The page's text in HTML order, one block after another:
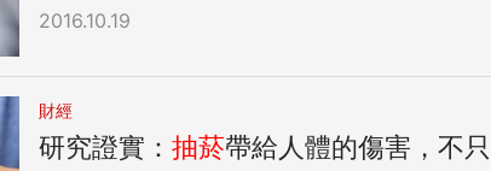
2016.10.19
財經
研究證實： 抽菸帶給人體的傷害，不